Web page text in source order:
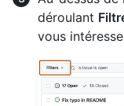
déroulant
vous